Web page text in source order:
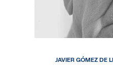
JAVIER GÓMEZ DE